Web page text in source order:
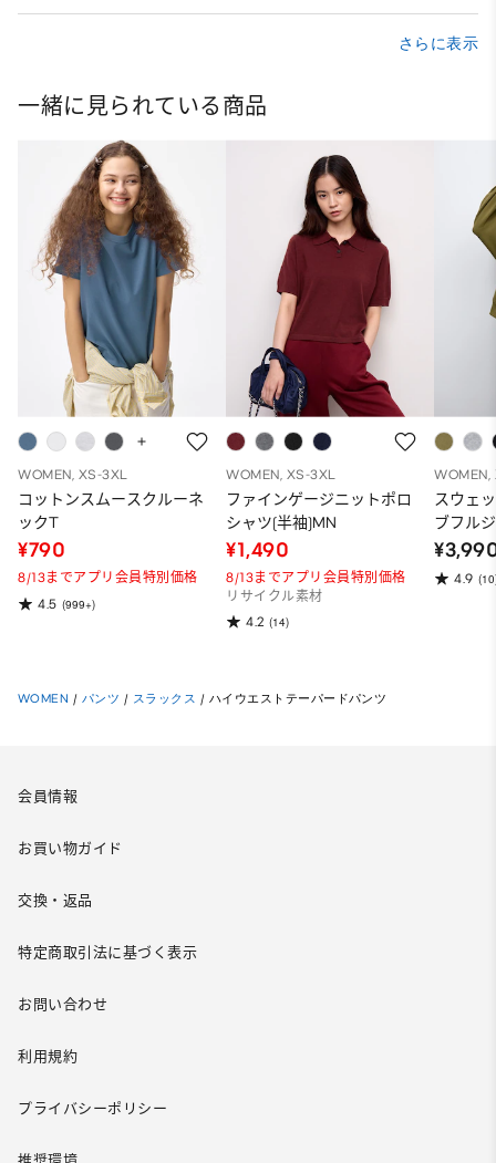
さらに表示
一緒に見られている商品
WOMEN, XS-3XL
コットンスムースクルーネ
ックT
¥790
8/13までアプリ会員特別価格
4.5 (999+)
WOMEN, XS-3XL
ファインゲージニットポロ
シャツ(半袖)MN
¥1,490
8/13までアプリ会員特別価格
リサイクル素材
4.2 (14)
WOMEN,
スウェ
ブフル
ーパー
ット）
4.9
WOMEN / パンツ / スラックス / ハイウエストテーパードパンツ
会員情報
お買い物ガイド
交換・返品
特定商取引法に基づく表示
お問い合わせ
利用規約
プライバシーポリシー